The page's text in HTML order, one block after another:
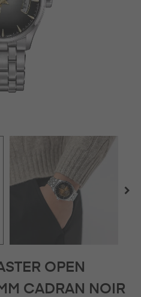
OPEN
CADRAN NOIR